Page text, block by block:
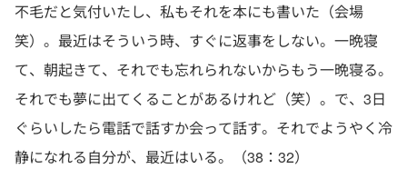
不毛だと気付いたし、私もそれを本にも書いた（会場
笑）。最近はそういう時、すぐに返事をしない。一晩寝
て、朝起きて、それでも忘れられないからもう一晩寝る。
それでも夢に出てくることがあるけれど（笑）。で、3日
ぐらいしたら電話で話すか会って話す。それでようやく冷
静になれる自分が、最近はいる。（38：32）